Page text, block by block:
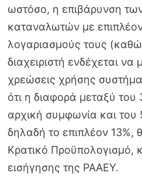
ωστόσο, η επιβάρυνση
καταναλωτών με
λογαριασμούς τους
διαχειριστή ενδέχεται να
χρεώσεις χρήσης
ότι η διαφορά μεταξύ του
αρχική συμφωνία και
δηλαδή το επιπλέον 13%,
Κρατικό Προϋπολογισμό,
εισήγησης της ΡΑΑΕΥ.